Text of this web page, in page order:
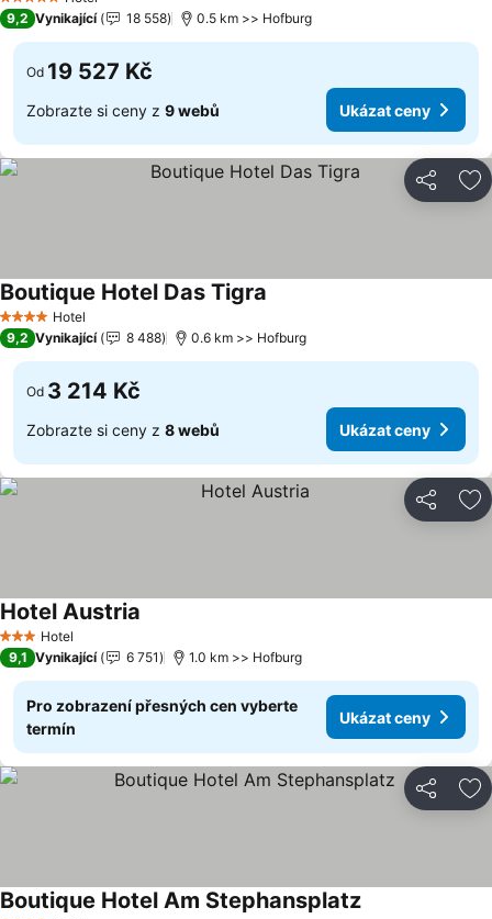
5 Počet hvězdiček
9,2 Vynikající 18 558 0.5 km >> Hofburg
Od 19 527 Kč
Zobrazte si ceny z 9 webů Ukázat ceny
Sdílet
4 Počet hvězdiček
Hotel
Boutique Hotel Das Tigra
9,2 Vynikající 8 488 0.6 km >> Hofburg
Od 3 214 Kč
Zobrazte si ceny z 8 webů Ukázat ceny
Sdílet
3 Počet hvězdiček
Hotel
Hotel Austria
9,1 Vynikající 6 751 1.0 km >> Hofburg
Pro zobrazení přesných cen vyberte
termín
Ukázat ceny
Sdílet
Boutique Hotel Am StephansplatzUkázat ceny